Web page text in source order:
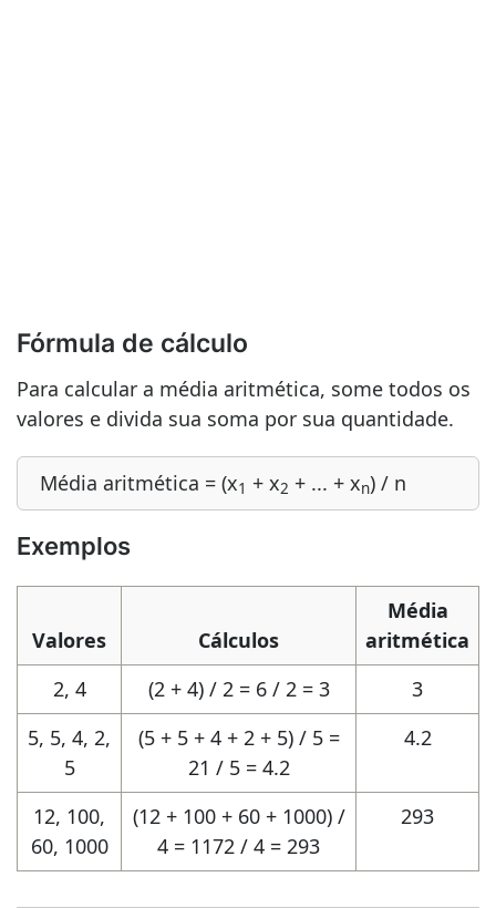
Fórmula de cálculo
Para calcular a média aritmética, some todos os
valores e divida sua soma por sua quantidade.
Média aritmética = (x1 + x2 + ... + xn) / n
Exemplos
Valores Cálculos
Média
aritmética
2, 4
(2 + 4) / 2 = 6 / 2 = 3
3
5, 5, 4, 2,
5
(5 + 5 + 4 + 2 + 5) / 5 =
21 / 5 = 4.2
4.2
12, 100,
60, 1000
(12 + 100 + 60 + 1000) /
4 = 1172 / 4 = 293
293